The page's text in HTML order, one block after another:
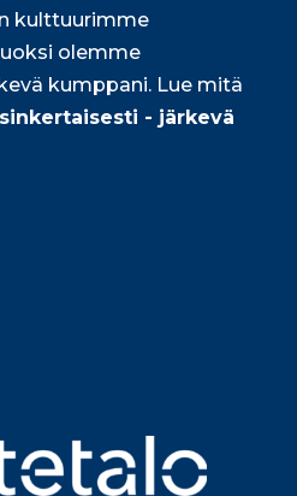
kulttuurimme
olemme
kumppani. Lue mitä
- järkevä